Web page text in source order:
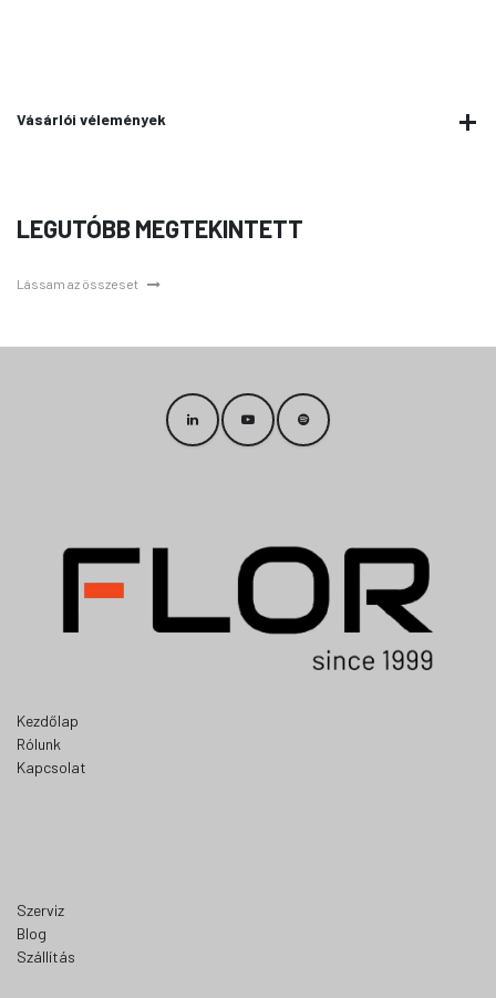
Vásárlói vélemények
LEGUTÓBB MEGTEKINTETT
Lássam az összeset
Kezdőlap
Rólunk
Kapcsolat
Szerviz
Blog
Szállítás